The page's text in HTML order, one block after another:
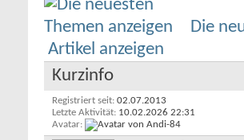
Die
Artikel anzeigen
Kurzinfo
Registriert seit 02.07.2013
Letzte Aktivität 10.02.2026 22:31
Avatar